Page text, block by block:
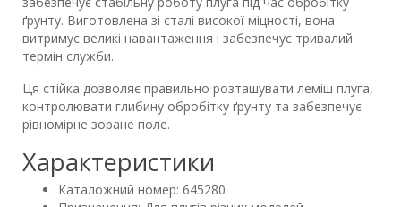
ґрунту. Виготовлена зі сталі високої міцності, вона
витримує великі навантаження і забезпечує тривалий
термін служби.
Ця стійка дозволяє правильно розташувати леміш плуга,
контролювати глибину обробітку ґрунту та забезпечує
рівномірне зоране поле.
Характеристики
Каталожний номер: 645280